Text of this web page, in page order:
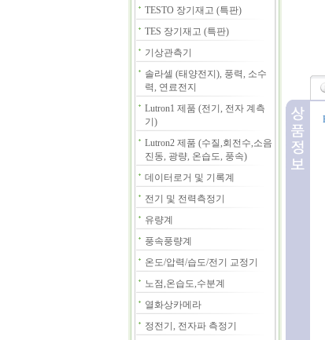
TESTO 장기재고 (특판)
TES 장기재고 (특판)
기상관측기
솔라셀 (태양전지), 풍력, 소수
력, 연료전지
Lutron1 제품 (전기, 전자 계측
기)
Lutron2 제품 (수질,회전수,소음
진동, 광량, 온습도, 풍속)
데이터로거 및 기록계
전기 및 전력측정기
유량계
풍속풍량계
온도/압력/습도/전기 교정기
노점,온습도,수분계
열화상카메라
정전기, 전자파 측정기